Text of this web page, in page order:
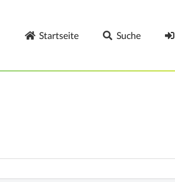
Startseite Suche